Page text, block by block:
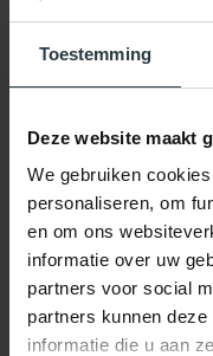
Toestemming
Deze website maakt
We gebruiken
personaliseren, om
en om ons
informatie over uw
partners voor social
partners kunnen
informatie die u aan
Cendre 69 - Vintage
Oker